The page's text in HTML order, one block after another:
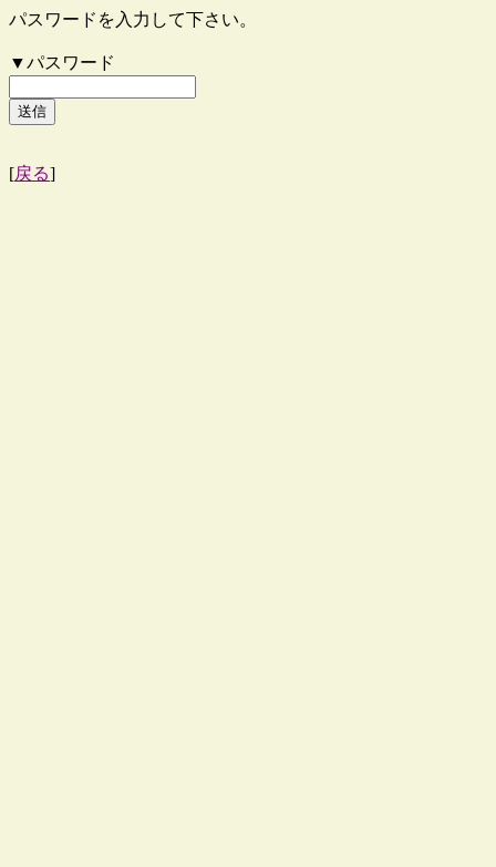
パスワードを入力して下さい。
▼パスワード
[戻る]